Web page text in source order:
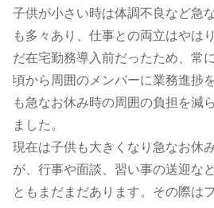
子供が小さい時は体調不良など急
も多々あり、仕事との両立はやは
だ在宅勤務導入前だったため、常
頃から周囲のメンバーに業務進捗
も急なお休み時の周囲の負担を減
ました。
現在は子供も大きくなり急なお休
が、行事や面談、習い事の送迎な
ともまだまだあります。その際は